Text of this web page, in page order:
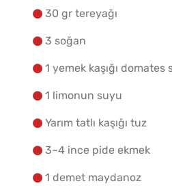
30 gr tereyağı
3 soğan
1 yemek kaşığı domates
1 limonun suyu
Yarım tatlı kaşığı tuz
3~4 ince pide ekmek
1 demet maydanoz